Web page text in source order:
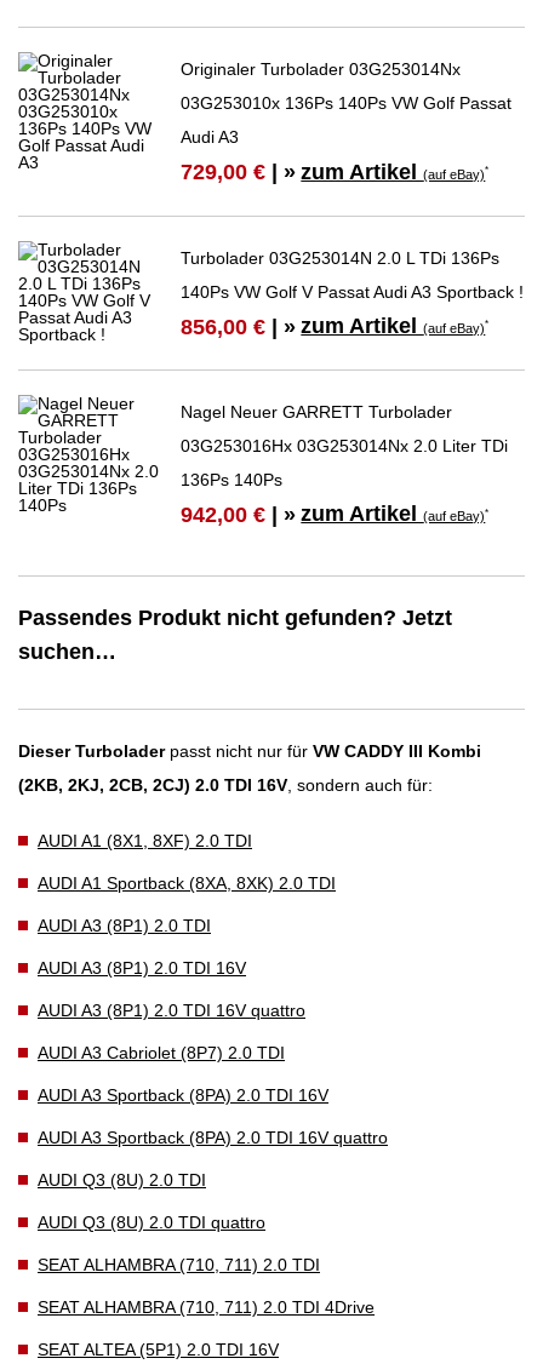
Originaler Turbolader 03G253014Nx
03G253010x 136Ps 140Ps VW Golf Passat
Audi A3
729,00 € | » zum Artikel(auf eBay)*
Turbolader 03G253014N 2.0 L TDi 136Ps
140Ps VW Golf V Passat Audi A3 Sportback !
856,00 € | » zum Artikel(auf eBay)*
Nagel Neuer GARRETT Turbolader
03G253016Hx 03G253014Nx 2.0 Liter TDi
136Ps 140Ps
942,00 € | » zum Artikel(auf eBay)*
Passendes Produkt nicht gefunden? Jetzt
suchen…
Dieser Turboladerpasst nicht nur für VW CADDY III Kombi
(2KB, 2KJ, 2CB, 2CJ) 2.0 TDI 16V, sondern auch für:
AUDI A1 (8X1, 8XF) 2.0 TDI
AUDI A1 Sportback (8XA, 8XK) 2.0 TDI
AUDI A3 (8P1) 2.0 TDI
AUDI A3 (8P1) 2.0 TDI 16V
AUDI A3 (8P1) 2.0 TDI 16V quattro
AUDI A3 Cabriolet (8P7) 2.0 TDI
AUDI A3 Sportback (8PA) 2.0 TDI 16V
AUDI A3 Sportback (8PA) 2.0 TDI 16V quattro
AUDI Q3 (8U) 2.0 TDI
AUDI Q3 (8U) 2.0 TDI quattro
SEAT ALHAMBRA (710, 711) 2.0 TDI
SEAT ALHAMBRA (710, 711) 2.0 TDI 4Drive
SEAT ALTEA (5P1) 2.0 TDI 16V